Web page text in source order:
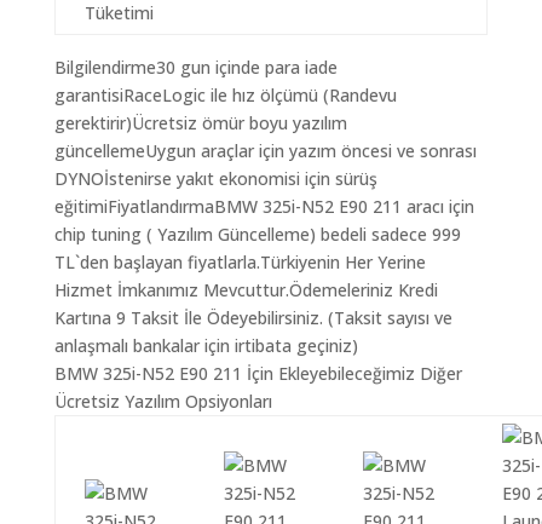
Tüketimi
Bilgilendirme30 gun içinde para iade
garantisiRaceLogic ile hız ölçümü (Randevu
gerektirir)Ücretsiz ömür boyu yazılım
güncellemeUygun araçlar için yazım öncesi ve sonrası
DYNOİstenirse yakıt ekonomisi için sürüş
eğitimiFiyatlandırmaBMW 325i-N52 E90 211 aracı için
chip tuning ( Yazılım Güncelleme) bedeli sadece 999
TL`den başlayan fiyatlarla.Türkiyenin Her Yerine
Hizmet İmkanımız Mevcuttur.Ödemeleriniz Kredi
Kartına 9 Taksit İle Ödeyebilirsiniz. (Taksit sayısı ve
anlaşmalı bankalar için irtibata geçiniz)
BMW 325i-N52 E90 211 İçin Ekleyebileceğimiz Diğer
Ücretsiz Yazılım Opsiyonları